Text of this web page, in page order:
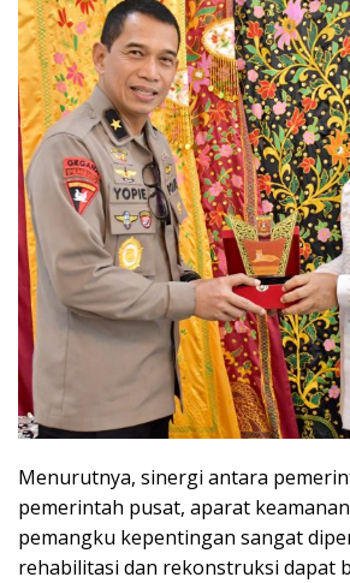
Menurutnya, sinergi antara
pemerintah pusat, aparat
pemangku kepentingan sangat
rehabilitasi dan rekonstruksi dapat